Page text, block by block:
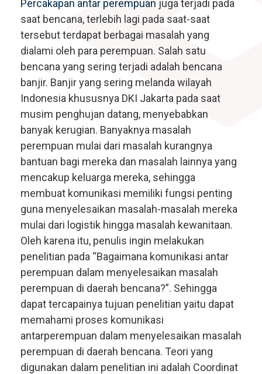
Percakapan antar perempuan juga terjadi pada
saat bencana, terlebih lagi pada saat-saat
tersebut terdapat berbagai masalah yang
dialami oleh para perempuan. Salah satu
bencana yang sering terjadi adalah bencana
banjir. Banjir yang sering melanda wilayah
Indonesia khususnya DKI Jakarta pada saat
musim penghujan datang, menyebabkan
banyak kerugian. Banyaknya masalah
perempuan mulai dari masalah kurangnya
bantuan bagi mereka dan masalah lainnya yang
mencakup keluarga mereka, sehingga
membuat komunikasi memiliki fungsi penting
guna menyelesaikan masalah-masalah mereka
mulai dari logistik hingga masalah kewanitaan.
Oleh karena itu, penulis ingin melakukan
penelitian pada “Bagaimana komunikasi antar
perempuan dalam menyelesaikan masalah
perempuan di daerah bencana?”. Sehingga
dapat tercapainya tujuan penelitian yaitu dapat
memahami proses komunikasi
antarperempuan dalam menyelesaikan masalah
perempuan di daerah bencana. Teori yang
digunakan dalam penelitian ini adalah Coordinat